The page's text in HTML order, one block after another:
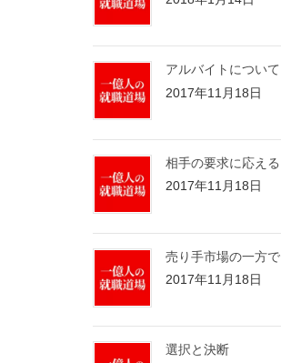
アルバイトについて
2017年11月18日
相手の要求に応える
2017年11月18日
売り手市場の一方で
2017年11月18日
選択と決断